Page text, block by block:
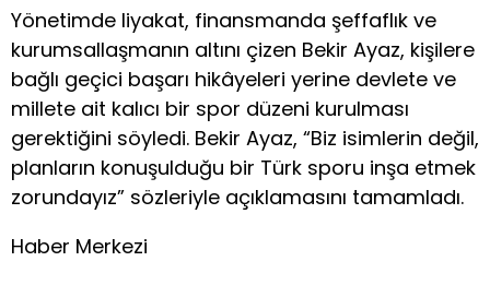
Yönetimde liyakat, finansmanda şeffaflık ve
kurumsallaşmanın altını çizen Bekir Ayaz, kişilere
bağlı geçici başarı hikâyeleri yerine devlete ve
millete ait kalıcı bir spor düzeni kurulması
gerektiğini söyledi. Bekir Ayaz, “Biz isimlerin değil,
planların konuşulduğu bir Türk sporu inşa etmek
zorundayız” sözleriyle açıklamasını tamamladı.
Haber Merkezi